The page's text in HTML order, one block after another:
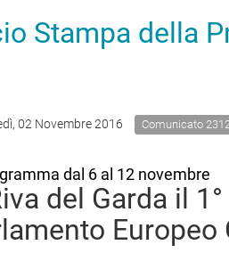
Stampa della
02 Novembre 2016 Comunicato
dal 6 al 12 novembre
del Garda il
Europeo